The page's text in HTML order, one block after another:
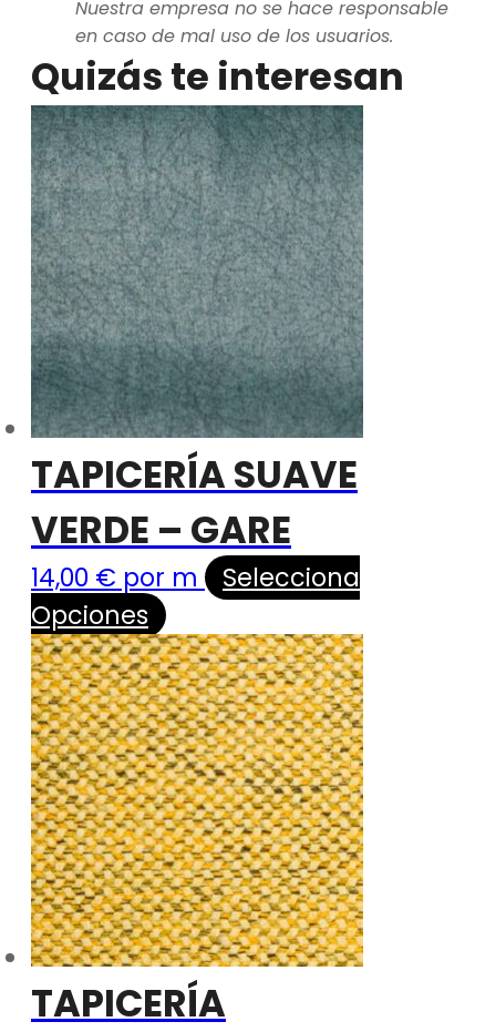
Nuestra empresa no se hace responsable
en caso de mal uso de los usuarios.
Quizás te interesan
TAPICERÍA SUAVE
VERDE – GARE
14,00 € por m
Selecciona
Opciones
TAPICERÍA